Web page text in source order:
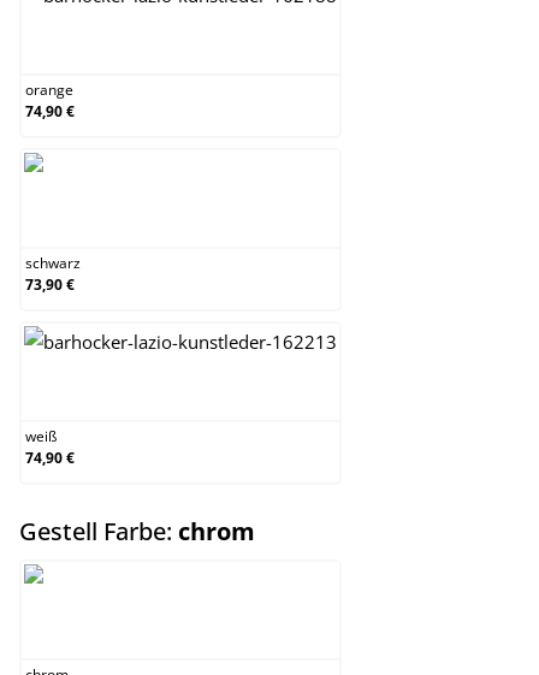
orange
74,90 €
schwarz
73,90 €
weiß
74,90 €
Gestell Farbe: chrom